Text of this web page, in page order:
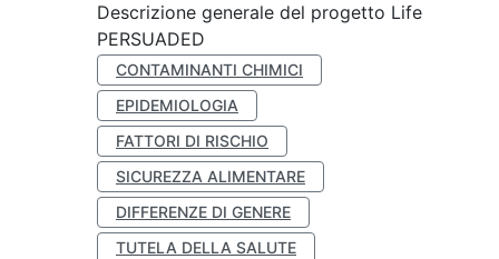
Descrizione generale del progetto Life
PERSUADED
CONTAMINANTI CHIMICI
EPIDEMIOLOGIA
FATTORI DI RISCHIO
SICUREZZA ALIMENTARE
DIFFERENZE DI GENERE
TUTELA DELLA SALUTE